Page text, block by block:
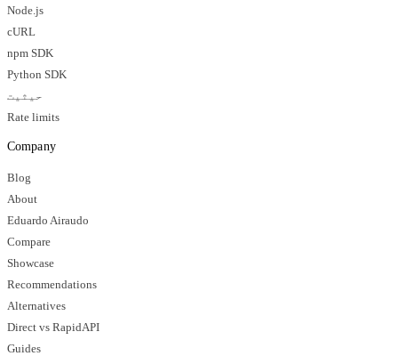
Node.js
cURL
npm SDK
Python SDK
حیثیت
Rate limits
Company
Blog
About
Eduardo Airaudo
Compare
Showcase
Recommendations
Alternatives
Direct vs RapidAPI
Guides